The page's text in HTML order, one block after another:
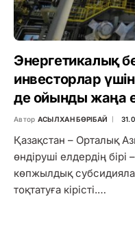
Энергетикалық
инвесторлар
де ойынды жаңа
Автор АСЫЛХАН БӨРІБАЙ
Қазақстан – Орталық
өндіруші елдердің бірі
көпжылдық
тоқтатуға кірісті.…